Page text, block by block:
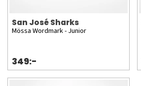
San José Sharks
Mössa Wordmark - Junior
349:-